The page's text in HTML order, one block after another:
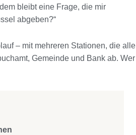
bleibt eine Frage, die mir
abgeben?“
– mit mehreren Stationen, die alle
Gemeinde und Bank ab. Wer